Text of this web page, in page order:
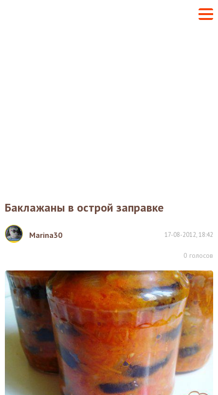
Баклажаны в острой заправке
Marina30 17-08-2012, 18:42
0 голосов